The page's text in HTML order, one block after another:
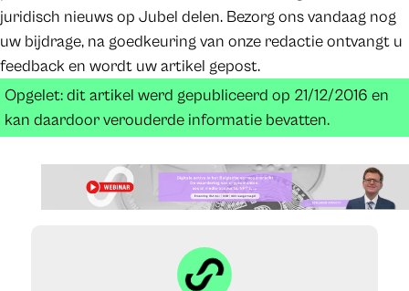
juridisch nieuws op Jubel delen. Bezorg ons vandaag nog
uw bijdrage, na goedkeuring van onze redactie ontvangt u
feedback en wordt uw artikel gepost.
Opgelet: dit artikel werd gepubliceerd op 21/12/2016 en
kan daardoor verouderde informatie bevatten.